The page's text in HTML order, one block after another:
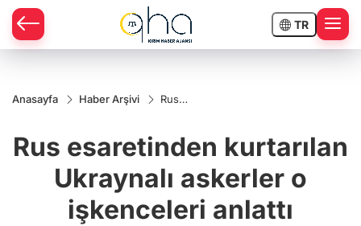
TR
Anasayfa Haber Arşivi
Rus
Ukraynalı
askerler o
anlattı
Rus esaretinden kurtarılan
Ukraynalı askerler o
işkenceleri anlattı